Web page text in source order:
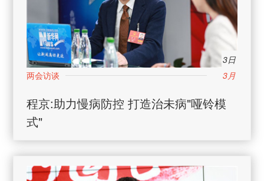
3日
3月
程京:助力慢病防控 打造治未病"哑铃模
式"